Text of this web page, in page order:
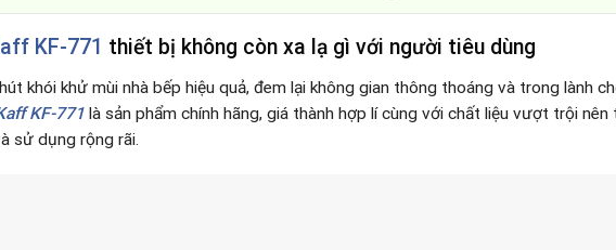
KF-771 thiết bị không còn xa lạ gì với người tiêu dùng
khói khử mùi nhà bếp hiệu quả, đem lại không gian thông thoáng và trong lành
KF-771 là sản phẩm chính hãng, giá thành hợp lí cùng với chất liệu vượt trội
sử dụng rộng rãi.